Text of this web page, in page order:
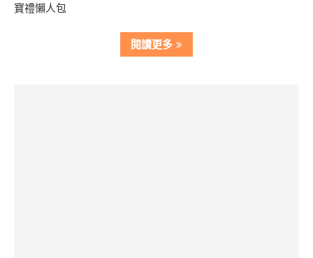
寶禮懶人包
閱讀更多